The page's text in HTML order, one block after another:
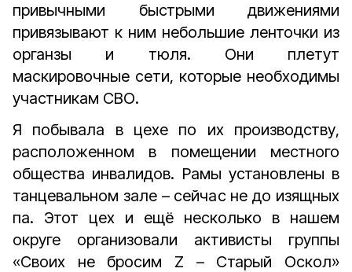
привычными быстрыми движениями
привязывают к ним небольшие ленточки из
органзы и тюля. Они плетут
маскировочные сети, которые необходимы
участникам СВО.
Я побывала в цехе по их производству,
расположенном в помещении местного
общества инвалидов. Рамы установлены в
танцевальном зале – сейчас не до изящных
па. Этот цех и ещё несколько в нашем
округе организовали активисты группы
«Своих не бросим Z – Старый Оскол»